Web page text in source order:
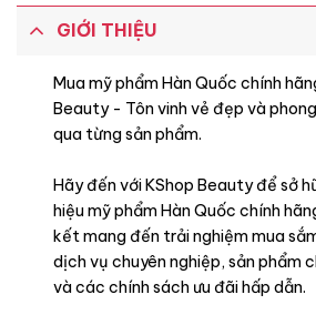
GIỚI THIỆU
Mua mỹ phẩm Hàn Quốc chính
Beauty - Tôn vinh vẻ đẹp và
qua từng sản phẩm.
Hãy đến với KShop Beauty để sở
hiệu mỹ phẩm Hàn Quốc chính
kết mang đến trải nghiệm mua
dịch vụ chuyên nghiệp, sản phẩm
và các chính sách ưu đãi hấp dẫn.